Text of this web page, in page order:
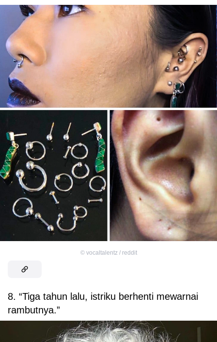
© vocaltalentz / reddit
8. “Tiga tahun lalu, istriku berhenti mewarnai
rambutnya.”